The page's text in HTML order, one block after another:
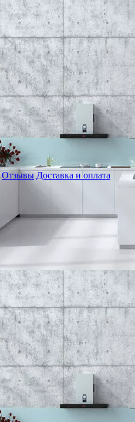
Отзывы Доставка и оплата